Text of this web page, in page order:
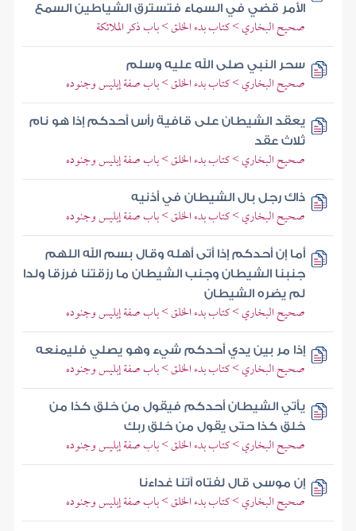
الأمر قضي في السماء فتسترق الشياطين السمع
صحيح البخاري > كتاب بدء الخلق > باب ذكر الملائكة
سحر النبي صلى الله عليه وسلم
صحيح البخاري > كتاب بدء الخلق > باب صفة إبليس وجنوده
يعقد الشيطان على قافية رأس أحدكم إذا هو نام
ثلاث عقد
صحيح البخاري > كتاب بدء الخلق > باب صفة إبليس وجنوده
ذاك رجل بال الشيطان في أذنيه
صحيح البخاري > كتاب بدء الخلق > باب صفة إبليس وجنوده
أما إن أحدكم إذا أتى أهله وقال بسم الله اللهم
جنبنا الشيطان وجنب الشيطان ما رزقتنا فرزقا ولدا
لم يضره الشيطان
صحيح البخاري > كتاب بدء الخلق > باب صفة إبليس وجنوده
إذا مر بين يدي أحدكم شيء وهو يصلي فليمنعه
صحيح البخاري > كتاب بدء الخلق > باب صفة إبليس وجنوده
يأتي الشيطان أحدكم فيقول من خلق كذا من
خلق كذا حتى يقول من خلق ربك
صحيح البخاري > كتاب بدء الخلق > باب صفة إبليس وجنوده
إن موسى قال لفتاه آتنا غداءنا
صحيح البخاري > كتاب بدء الخلق > باب صفة إبليس وجنوده